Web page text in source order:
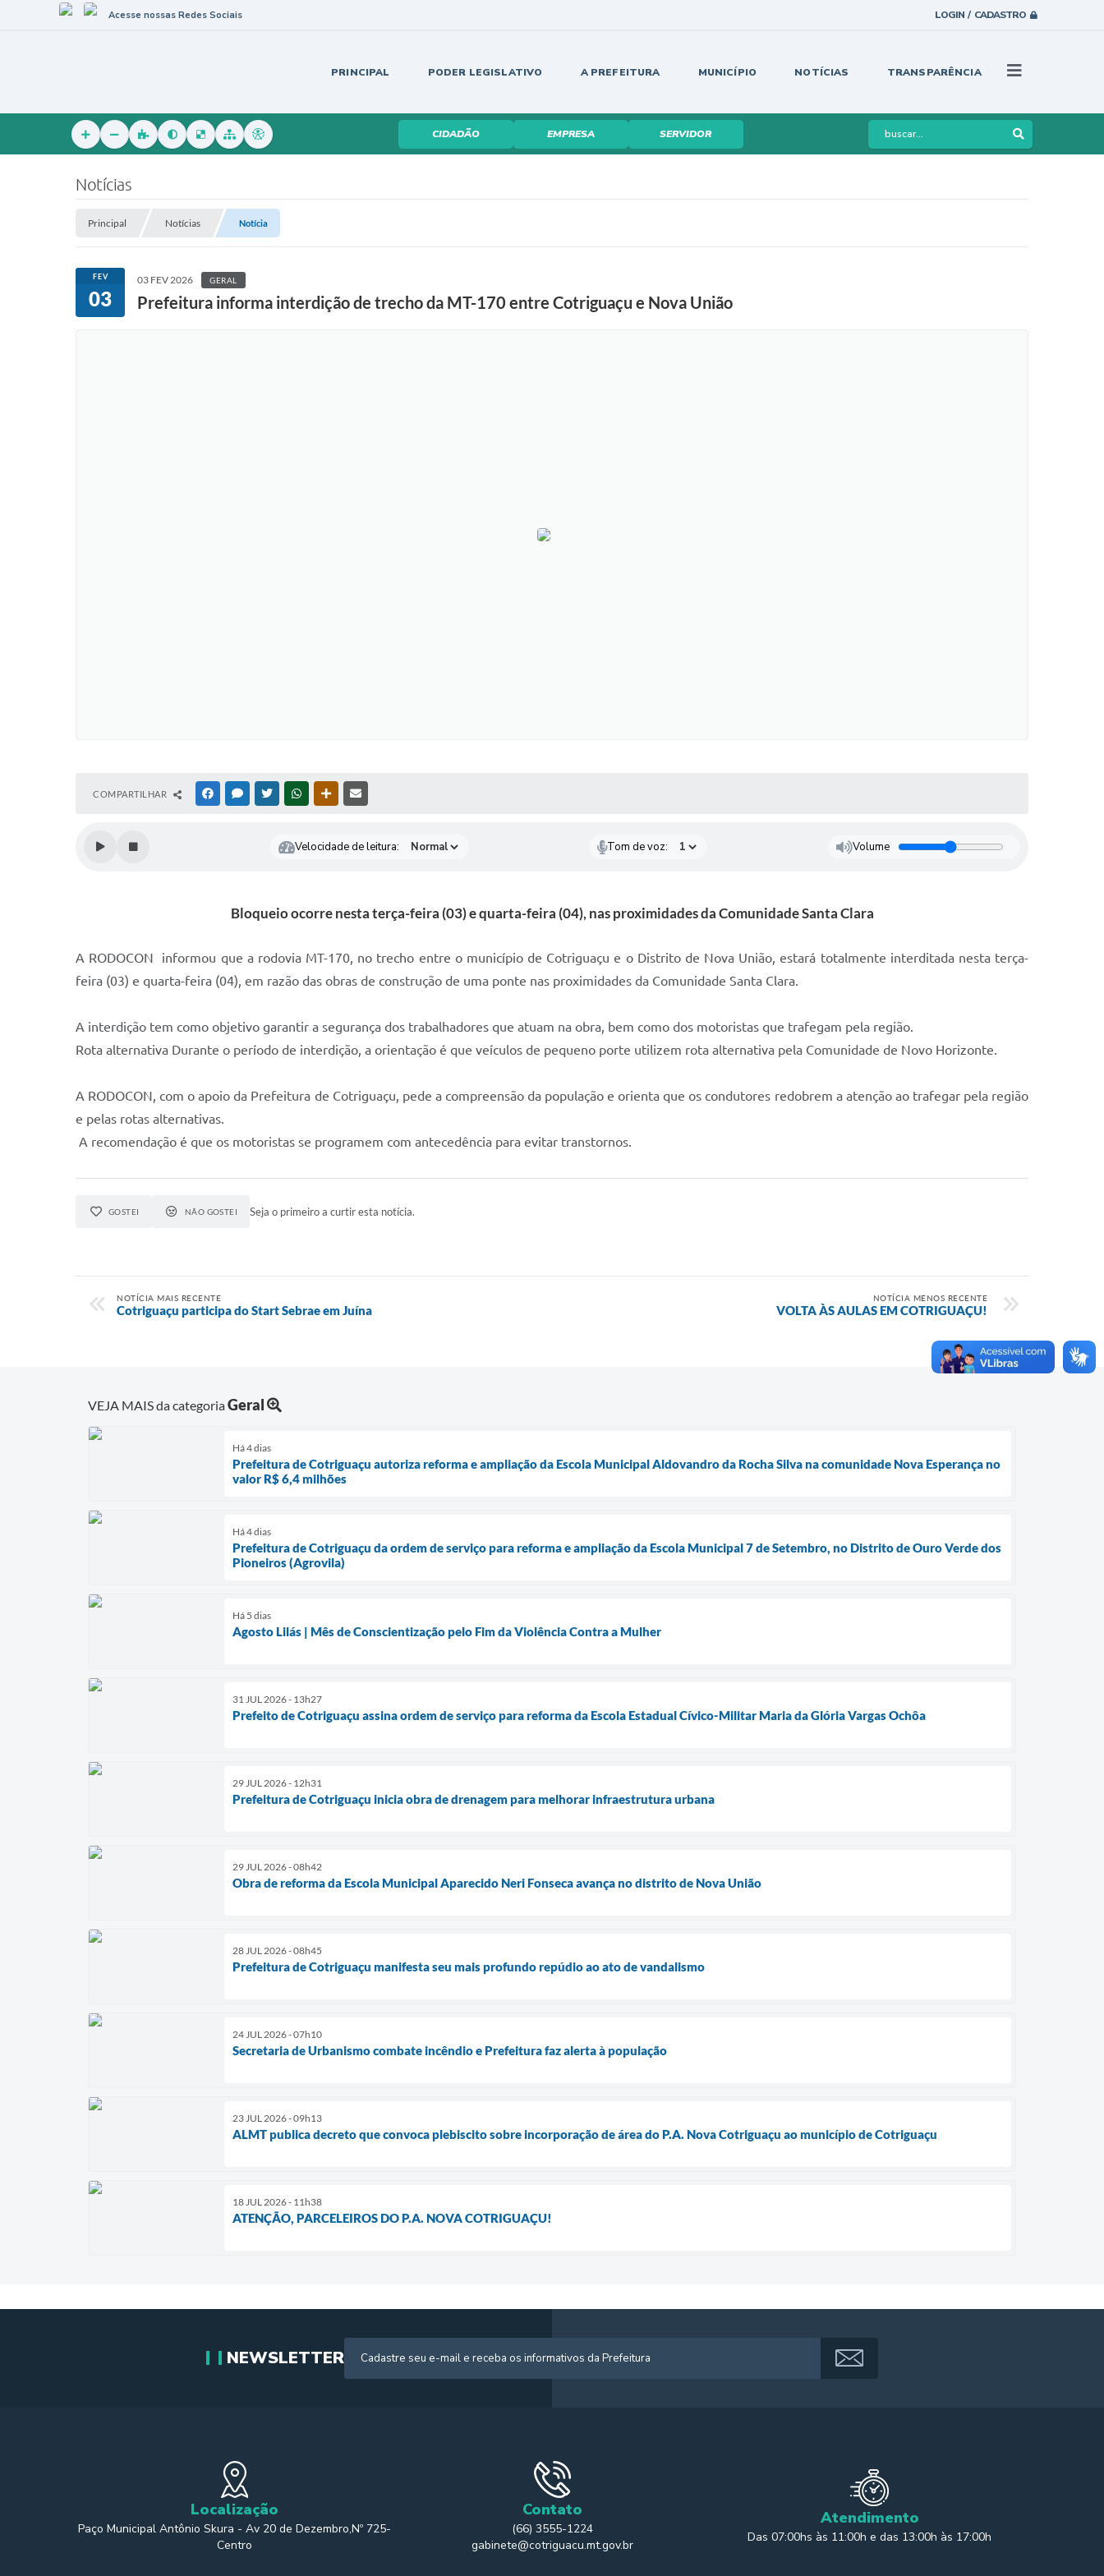
LOGIN / CADASTRO
Acesse nossas Redes Sociais
PRINCIPAL PODER LEGISLATIVO A PREFEITURA MUNICÍPIO NOTÍCIAS TRANSPARÊNCIA
CIDADÃO EMPRESA SERVIDOR
Notícias
Principal Notícias Notícia
FEV
03
03 FEV 2026 GERAL
Prefeitura informa interdição de trecho da MT-170 entre Cotriguaçu e Nova União
COMPARTILHAR FACEBOOKMESSENGER
TWITTERWHATSAPPOUTRAS MÍDIAS
Velocidade de leitura: Tom de voz: Volume
Bloqueio ocorre nesta terça-feira (03) e quarta-feira (04), nas proximidades da Comunidade Santa Clara
A RODOCON informou que a rodovia MT-170, no trecho entre o município de Cotriguaçu e o Distrito de Nova União, estará totalmente interditada nesta terça-
feira (03) e quarta-feira (04), em razão das obras de construção de uma ponte nas proximidades da Comunidade Santa Clara.
A interdição tem como objetivo garantir a segurança dos trabalhadores que atuam na obra, bem como dos motoristas que trafegam pela região.
Rota alternativa Durante o período de interdição, a orientação é que veículos de pequeno porte utilizem rota alternativa pela Comunidade de Novo Horizonte.
A RODOCON, com o apoio da Prefeitura de Cotriguaçu, pede a compreensão da população e orienta que os condutores redobrem a atenção ao trafegar pela região
e pelas rotas alternativas.
A recomendação é que os motoristas se programem com antecedência para evitar transtornos.
GOSTEI NÃO GOSTEI Seja o primeiro a curtir esta notícia.
NOTÍCIA MAIS RECENTE
Cotriguaçu participa do Start Sebrae em Juína
NOTÍCIA MENOS RECENTE
VOLTA ÀS AULAS EM COTRIGUAÇU!
VEJA MAIS da categoriaGeral
Há 4 dias
Prefeitura de Cotriguaçu autoriza reforma e ampliação da Escola Municipal Aldovandro da Rocha Silva na comunidade Nova Esperança no
valor R$ 6,4 milhões
Há 4 dias
Prefeitura de Cotriguaçu da ordem de serviço para reforma e ampliação da Escola Municipal 7 de Setembro, no Distrito de Ouro Verde dos
Pioneiros (Agrovila)
Há 5 dias
Agosto Lilás | Mês de Conscientização pelo Fim da Violência Contra a Mulher
31 JUL 2026 - 13h27
Prefeito de Cotriguaçu assina ordem de serviço para reforma da Escola Estadual Cívico-Militar Maria da Glória Vargas Ochôa
29 JUL 2026 - 12h31
Prefeitura de Cotriguaçu inicia obra de drenagem para melhorar infraestrutura urbana
29 JUL 2026 - 08h42
Obra de reforma da Escola Municipal Aparecido Neri Fonseca avança no distrito de Nova União
28 JUL 2026 - 08h45
Prefeitura de Cotriguaçu manifesta seu mais profundo repúdio ao ato de vandalismo
24 JUL 2026 - 07h10
Secretaria de Urbanismo combate incêndio e Prefeitura faz alerta à população
23 JUL 2026 - 09h13
ALMT publica decreto que convoca plebiscito sobre incorporação de área do P.A. Nova Cotriguaçu ao município de Cotriguaçu
18 JUL 2026 - 11h38
ATENÇÃO, PARCELEIROS DO P.A. NOVA COTRIGUAÇU!
NEWSLETTER
Localização
Paço Municipal Antônio Skura - Av 20 de Dezembro,Nº 725-
Centro
Contato
(66) 3555-1224
gabinete@cotriguacu.mt.gov.br
Atendimento
Das 07:00hs às 11:00h e das 13:00h às 17:00h